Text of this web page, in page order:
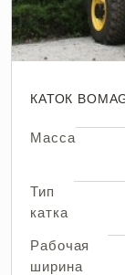
КАТОК
Масса
Тип
катка
Рабочая
ширина